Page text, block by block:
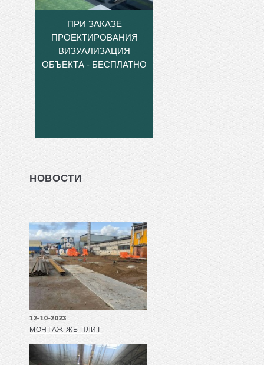
ПРИ ЗАКАЗЕ
ПРОЕКТИРОВАНИЯ
ВИЗУАЛИЗАЦИЯ
ОБЪЕКТА - БЕСПЛАТНО
НОВОСТИ
12-10-2023
МОНТАЖ ЖБ ПЛИТ